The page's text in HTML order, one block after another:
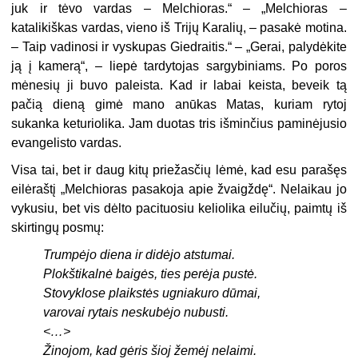
juk ir tėvo vardas – Melchioras.“ – „Melchioras –
katalikiškas vardas, vieno iš Trijų Karalių, – pasakė motina.
– Taip vadinosi ir vyskupas Giedraitis.“ – „Gerai, palydėkite
ją į kamerą“, – liepė tardytojas sargybiniams. Po poros
mėnesių ji buvo paleista. Kad ir labai keista, beveik tą
pačią dieną gimė mano anūkas Matas, kuriam rytoj
sukanka keturiolika. Jam duotas tris išminčius paminėjusio
evangelisto vardas.
Visa tai, bet ir daug kitų priežasčių lėmė, kad esu parašęs
eilėraštį „Melchioras pasakoja apie žvaigždę“. Nelaikau jo
vykusiu, bet vis dėlto pacituosiu keliolika eilučių, paimtų iš
skirtingų posmų:
Trumpėjo diena ir didėjo atstumai.
Plokštikalnė baigės, ties perėja pustė.
Stovyklose plaikstės ugniakuro dūmai,
varovai rytais neskubėjo nubusti.
<…>
Žinojom, kad gėris šioj žemėj nelaimi.